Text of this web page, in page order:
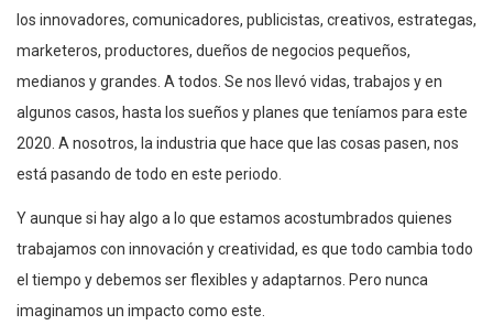
los innovadores, comunicadores, publicistas, creativos, estrategas,
marketeros, productores, dueños de negocios pequeños,
medianos y grandes. A todos. Se nos llevó vidas, trabajos y en
algunos casos, hasta los sueños y planes que teníamos para este
2020. A nosotros, la industria que hace que las cosas pasen, nos
está pasando de todo en este periodo.
Y aunque si hay algo a lo que estamos acostumbrados quienes
trabajamos con innovación y creatividad, es que todo cambia todo
el tiempo y debemos ser flexibles y adaptarnos. Pero nunca
imaginamos un impacto como este.